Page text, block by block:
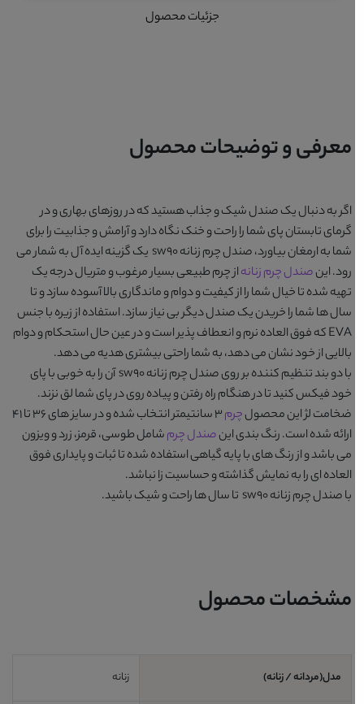
جزئیات محصول
معرفی و توضیحات محصول
اگر به دنبال یک صندل شیک و جذاب هستید که در روزهای بهاری و در
گرمای تابستان پای شما را راحت و خنک نگاه دارد و آرامش و جذابیت را برای
شما به ارمغان بیاورد،صندل چرم زنانه sw90
یک گزینه ایده آل به شمار می
رود. اینصندل چرم زنانهاز چرم طبیعی بسیار مرغوب و متریال درجه یک
تهیه شده تا خیال شما را از کیفیت و دوام و ماندگاری بالا آسوده سازد و تا
سال ها شما را خریدن یک صندل دیگر بی نیاز سازد. استفاده از زیره با جنس
EVA که فوق العاده نرم و انعطاف پذیر است و در عین حال استحکام و دوام
بالایی از خود نشان می دهد، به شما راحتی بیشتری هدیه می دهد.
با دو بند تنظیم کننده بر رویصندل چرم زنانه sw90
آن را به خوبی با پای
خود فیکس کنید تا در هنگام راه رفتن و پیاده روی در پای شما لق نزند.
ضخامت لژ این محصولچرم
3 سانتیمتر انتخاب شده و در سایز های 36 تا 41
ارائه شده است. رنگ بندی اینصندل چرمشاملطوسی، قرمز، زرد و ویزون
می باشد و از رنگ های با پایه گیاهی استفاده شده تا ثبات و پایداری فوق
العاده ای را به نمایش گذاشته و حساسیت زا نباشد.
صندل چرم زنانه sw90 تا سال ها راحت و شیک باشید.
مشخصات محصول
مدل(مردانه / زنانه) زنانه